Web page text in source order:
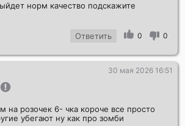
норм качество подскажите
Ответить 0 0
30 мая 2026 16:51
на розочек 6- чка короче все просто
убегают ну как про зомби